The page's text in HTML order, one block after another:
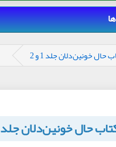
حال خونین‌دلان جلد 1 و 2
حال خونین‌دلان جلد 1 و 2